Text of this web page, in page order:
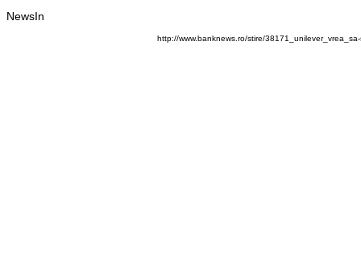
NewsIn
http://www.banknews.ro/stire/